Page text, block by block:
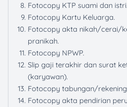
Fotocopy KTP suami dan istri.
Fotocopy Kartu Keluarga.
Fotocopy akta nikah/cerai/
pranikah.
Fotocopy NPWP.
Slip gaji terakhir dan surat
(karyawan).
Fotocopy tabungan/
Fotocopy akta pendirian